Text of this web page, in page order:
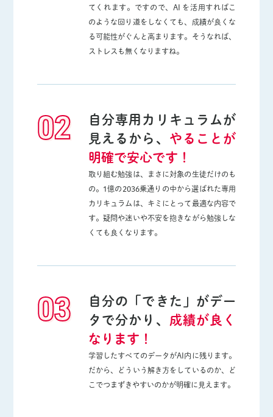
てくれます。ですので、AI を活用すればこ
のような回り道をしなくても、成績が良くな
る可能性がぐんと高まります。そうなれば、
ストレスも無くなりますね。
02
自分専用カリキュラムが
見えるから、 やることが
明確で安心です！
取り組む勉強は、まさに対象の生徒だけのも
の。1億の2036乗通りの中から選ばれた専用
カリキュラムは、キミにとって最適な内容で
す。疑問や迷いや不安を抱きながら勉強しな
くても良くなります。
03
自分の「できた」がデー
タで分かり、
成績が良く
なります！
学習したすべてのデータがAI内に残ります。
だから、どういう解き方をしているのか、ど
こでつまずきやすいのかが明確に見えます。